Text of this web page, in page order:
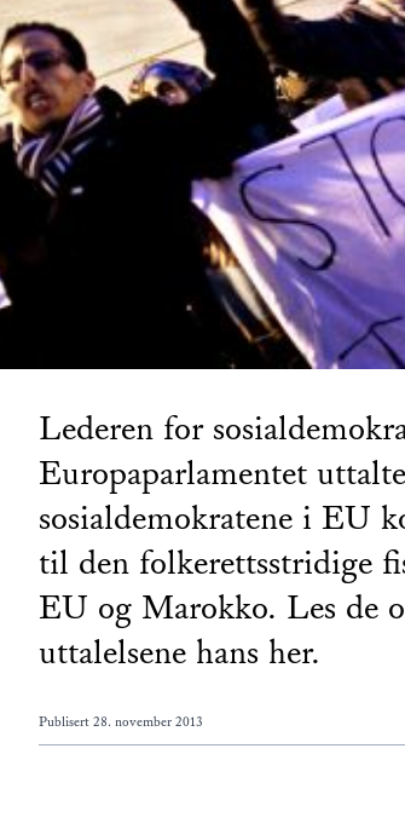
Lederen for
Europaparlamentet
sosialdemokratene i EU
til den folkerettsstridige
EU og Marokko. Les de
uttalelsene hans her.
Publisert 28. november 2013